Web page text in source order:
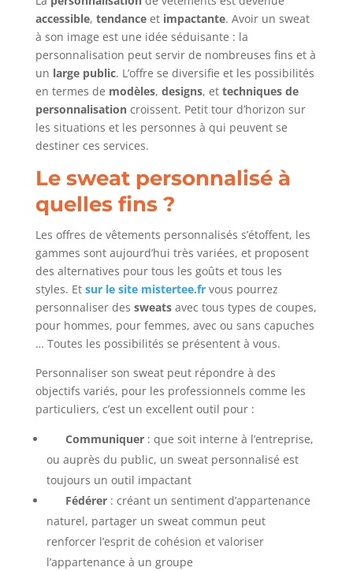
accessible, tendanceet impactante. Avoir un sweat
à son image est une idée séduisante : la
personnalisation peut servir de nombreuses fins et à
un large public. L’offre se diversifie et les possibilités
en termes de modèles, designs, et techniques de
personnalisationcroissent. Petit tour d’horizon sur
les situations et les personnes à qui peuvent se
destiner ces services.
Le sweat personnalisé à
quelles fins ?
Les offres de vêtements personnalisés s’étoffent, les
gammes sont aujourd’hui très variées, et proposent
des alternatives pour tous les goûts et tous les
styles. Et sur le site mistertee.frvous pourrez
personnaliser des sweatsavec tous types de coupes,
pour hommes, pour femmes, avec ou sans capuches
… Toutes les possibilités se présentent à vous.
Personnaliser son sweat peut répondre à des
objectifs variés, pour les professionnels comme les
particuliers, c’est un excellent outil pour :
Communiquer: que soit interne à l’entreprise,
ou auprès du public, un sweat personnalisé est
toujours un outil impactant
Fédérer: créant un sentiment d’appartenance
naturel, partager un sweat commun peut
renforcer l’esprit de cohésion et valoriser
l’appartenance à un groupe